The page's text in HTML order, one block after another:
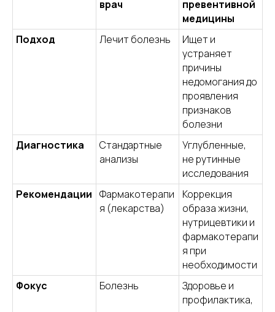
врач
превентивной
медицины
Подход
Лечит болезнь
Ищет и
устраняет
причины
недомогания до
проявления
признаков
болезни
Диагностика
Стандартные
анализы
Углубленные,
не рутинные
исследования
Рекомендации Фармакотерапи
я (лекарства)
Коррекция
образа жизни,
нутрицевтики и
фармакотерапи
я при
необходимости
Фокус
Болезнь
Здоровье и
профилактика,